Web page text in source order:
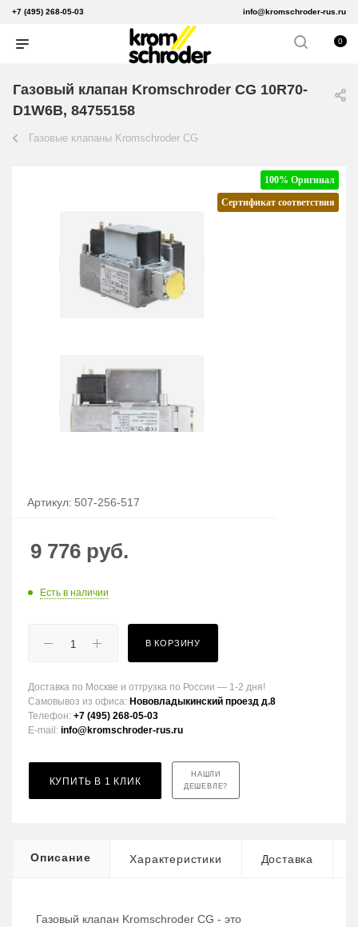
+7 (495) 268-05-03 info@kromschroder-rus.ru
0
Газовый клапан Kromschroder CG 10R70-
D1W6B, 84755158
Газовые клапаны Kromschroder CG
100% Оригинал
Сертификат соответствия
Артикул: 507-256-517
9 776 руб.
Есть в наличии
В КОРЗИНУ
Доставка по Москве и отгрузка по России — 1-2 дня!
Самовывоз из офиса: Нововладыкинский проезд д.8
Телефон: +7 (495) 268-05-03
E-mail: info@kromschroder-rus.ru
КУПИТЬ В 1 КЛИК
НАШЛИ
ДЕШЕВЛЕ?
Описание Характеристики Доставка
Газовый клапан Kromschroder CG - это